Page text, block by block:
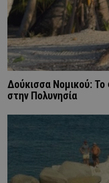
Δούκισσα Νομικού:
στην Πολυνησία